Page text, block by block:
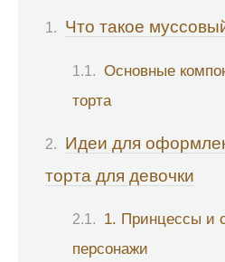
Что такое
Основные
торта
Идеи для
торта для девочки
1. Принцессы и
персонажи